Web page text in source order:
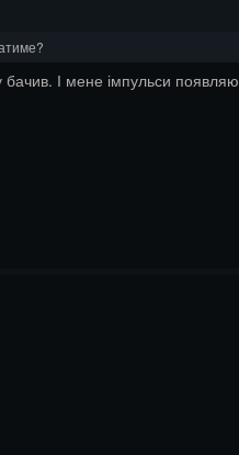
бачив. І мене імпульси